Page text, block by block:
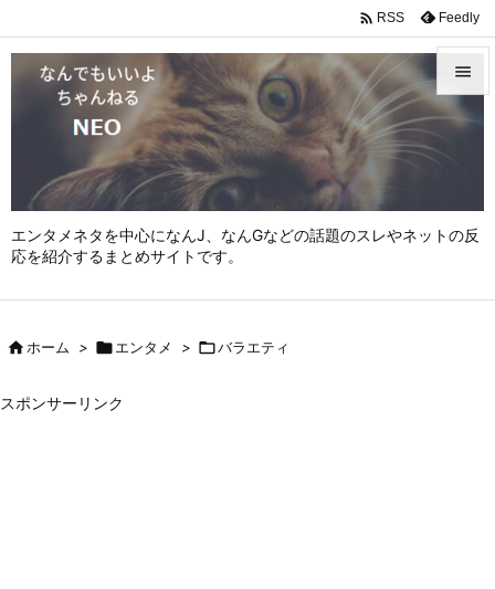
エンタメネタを中心になんJ、なんGなどの話題のスレやネットの反
応を紹介するまとめサイトです。



 RSS Feedly
ホーム > エンタメ > バラエティ
スポンサーリンク